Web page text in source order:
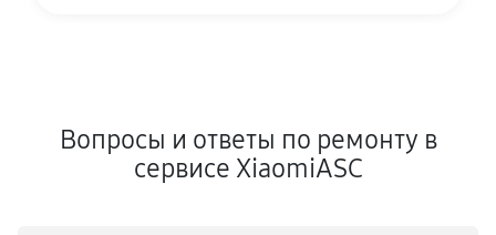
Вопросы и ответы по ремонту в
сервисе XiaomiASC